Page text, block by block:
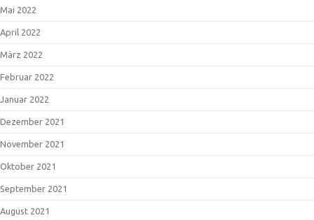
Mai 2022
April 2022
März 2022
Februar 2022
Januar 2022
Dezember 2021
November 2021
Oktober 2021
September 2021
August 2021